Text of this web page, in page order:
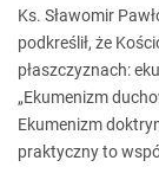
Ks. Sławomir
podkreślił, że
płaszczyznach:
„Ekumenizm
Ekumenizm
praktyczny to